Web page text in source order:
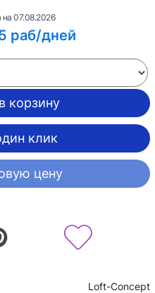
на 07.08.2026
раб/дней
корзину
клик
цену
Loft-Concept